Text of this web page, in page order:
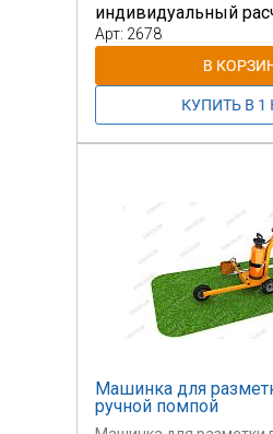
Размер 5х2.
индивидуальный
Арт: 2678
Машинка для
ручной помпой